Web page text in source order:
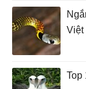
Việt
Top